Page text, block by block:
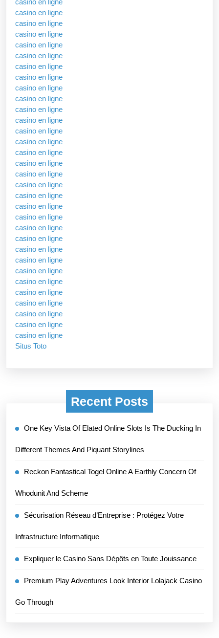
casino en ligne
casino en ligne
casino en ligne
casino en ligne
casino en ligne
casino en ligne
casino en ligne
casino en ligne
casino en ligne
casino en ligne
casino en ligne
casino en ligne
casino en ligne
casino en ligne
casino en ligne
casino en ligne
casino en ligne
casino en ligne
casino en ligne
casino en ligne
casino en ligne
casino en ligne
casino en ligne
casino en ligne
casino en ligne
casino en ligne
casino en ligne
casino en ligne
casino en ligne
casino en ligne
casino en ligne
Situs Toto
Recent Posts
One Key Vista Of Elated Online Slots Is The Ducking In
Different Themes And Piquant Storylines
Reckon Fantastical Togel Online A Earthly Concern Of
Whodunit And Scheme
Sécurisation Réseau d’Entreprise : Protégez Votre
Infrastructure Informatique
Expliquer le Casino Sans Dépôts en Toute Jouissance
Premium Play Adventures Look Interior Lolajack Casino
Go Through